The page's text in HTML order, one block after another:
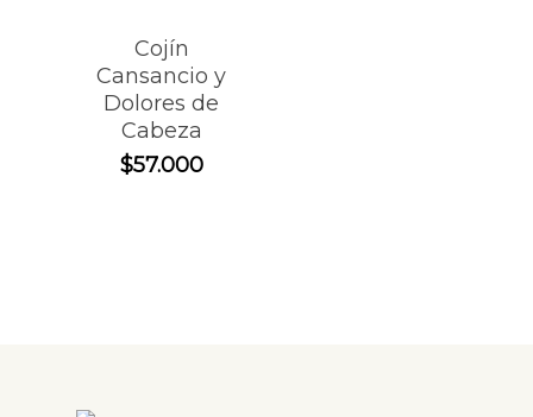
Cojín
Cansancio y
Dolores de
Cabeza
$57.000